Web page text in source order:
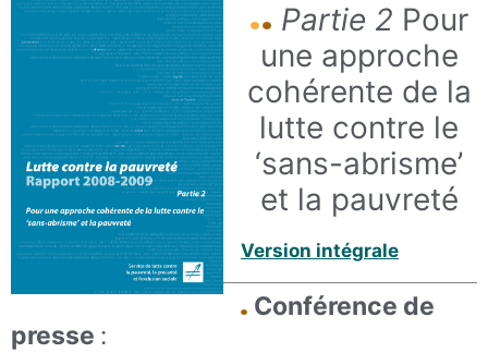
Partie 2 Pour
une approche
cohérente de la
lutte contre le
‘sans-abrisme’
et la pauvreté
Version intégrale
Conférence de
presse :